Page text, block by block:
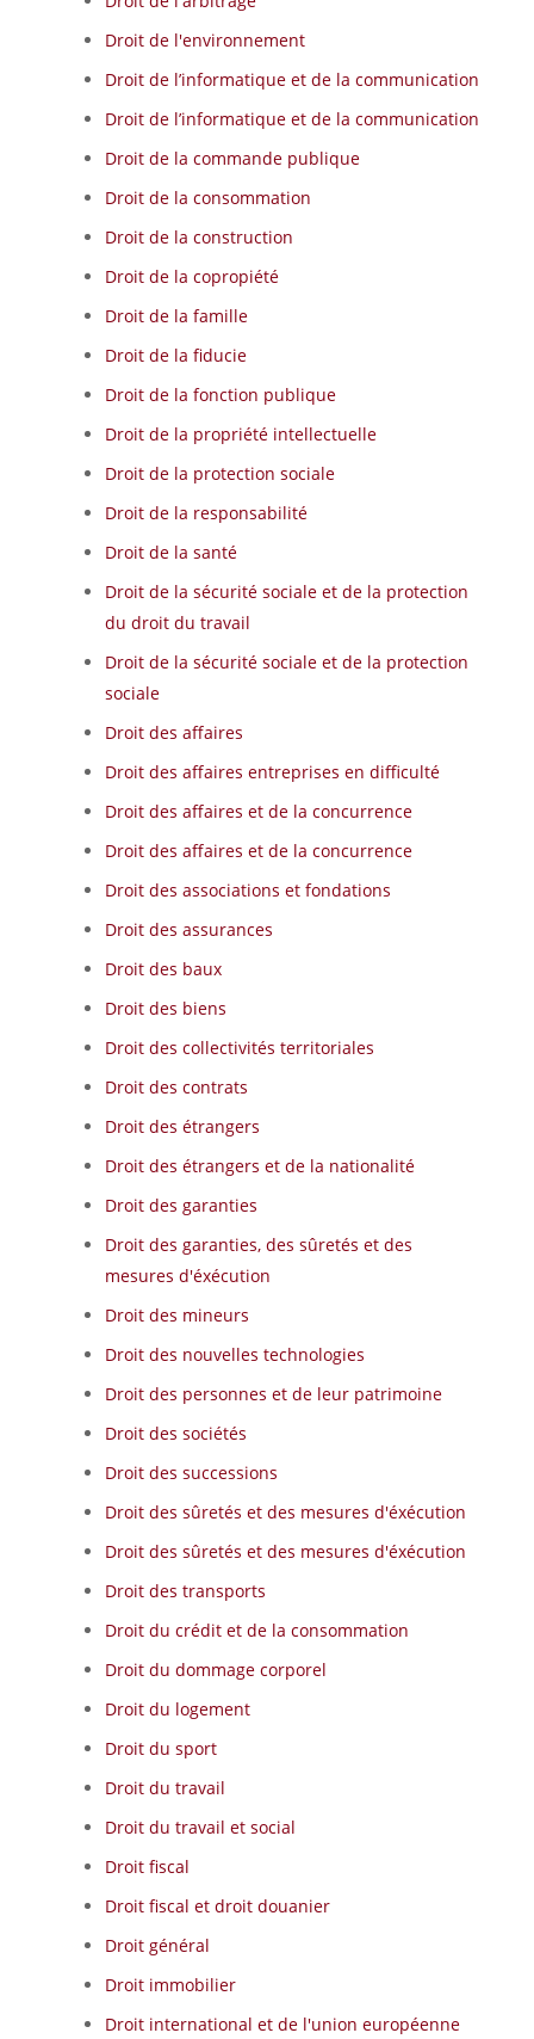
Droit de l'environnement
Droit de l’informatique et de la communication
Droit de l’informatique et de la communication
Droit de la commande publique
Droit de la consommation
Droit de la construction
Droit de la copropiété
Droit de la famille
Droit de la fiducie
Droit de la fonction publique
Droit de la propriété intellectuelle
Droit de la protection sociale
Droit de la responsabilité
Droit de la santé
Droit de la sécurité sociale et de la protection
du droit du travail
Droit de la sécurité sociale et de la protection
sociale
Droit des affaires
Droit des affaires entreprises en difficulté
Droit des affaires et de la concurrence
Droit des affaires et de la concurrence
Droit des associations et fondations
Droit des assurances
Droit des baux
Droit des biens
Droit des collectivités territoriales
Droit des contrats
Droit des étrangers
Droit des étrangers et de la nationalité
Droit des garanties
Droit des garanties, des sûretés et des
mesures d'éxécution
Droit des mineurs
Droit des nouvelles technologies
Droit des personnes et de leur patrimoine
Droit des sociétés
Droit des successions
Droit des sûretés et des mesures d'éxécution
Droit des sûretés et des mesures d'éxécution
Droit des transports
Droit du crédit et de la consommation
Droit du dommage corporel
Droit du logement
Droit du sport
Droit du travail
Droit du travail et social
Droit fiscal
Droit fiscal et droit douanier
Droit général
Droit immobilier
Droit international et de l'union européenne